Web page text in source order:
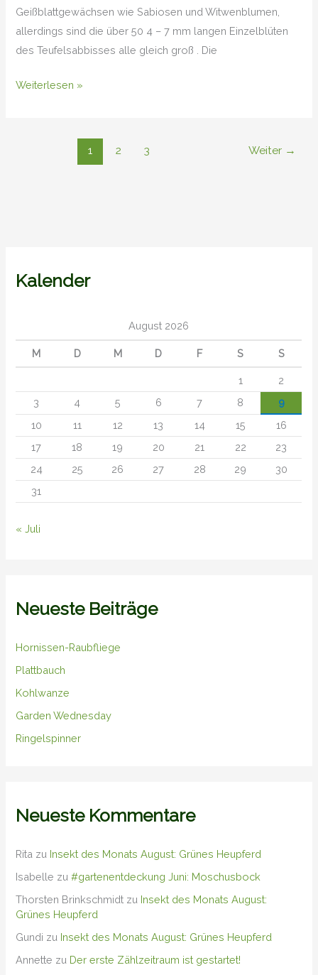
Geißblattgewächsen wie Sabiosen und Witwenblumen,
allerdings sind die über 50 4 – 7 mm langen Einzelblüten
des Teufelsabbisses alle gleich groß . Die
Weiterlesen »
1 2 3 Weiter →
Kalender
August 2026
M D M D F S S
1
2
3
4 5 6 7 8
9
10
11 12 13 14 15
16
17
18 19 20 21 22
23
24
25 26 27 28 29
30
31
« Juli
Neueste Beiträge
Hornissen-Raubfliege
Plattbauch
Kohlwanze
Garden Wednesday
Ringelspinner
Neueste Kommentare
Rita zu Insekt des Monats August: Grünes Heupferd
Isabelle zu#gartenentdeckung Juni: Moschusbock
Thorsten Brinkschmidt zu Insekt des Monats August:
Grünes Heupferd
Gundi zu Insekt des Monats August: Grünes Heupferd
Annette zu Der erste Zählzeitraum ist gestartet!